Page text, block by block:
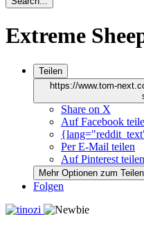
Extreme
Teilen
https://www.tom-
Share on X
Auf Facebook
Per E-Mail teilen
Auf Pinterest teilen
Mehr Optionen zum
Folgen